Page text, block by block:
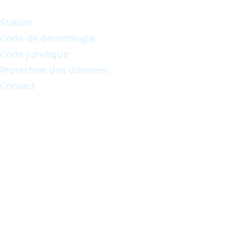
Statuts
Code de déontologie
Code juridique
Protection des données
Contact